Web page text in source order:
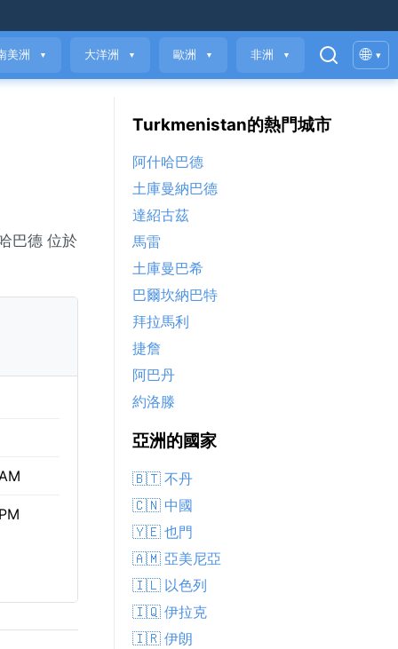
美洲 ▼ 大洋洲 ▼ 歐洲 ▼ 非洲 ▼ 🌐 ▾
巴德 位於
Turkmenistan的熱門城市
阿什哈巴德
土庫曼納巴德
達紹古茲
馬雷
土庫曼巴希
巴爾坎納巴特
拜拉馬利
捷詹
阿巴丹
約洛滕
亞洲的國家
🇧🇹 不丹
🇨🇳 中國
🇾🇪 也門
🇦🇲 亞美尼亞
🇮🇱 以色列
🇮🇶 伊拉克
🇮🇷 伊朗